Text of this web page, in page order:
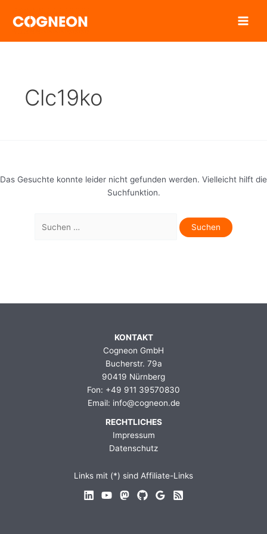
Inhalt
Clc19ko
Das Gesuchte konnte leider nicht gefunden werden. Vielleicht hilft die
Suchfunktion.
nach:
KONTAKT
Cogneon GmbH
Bucherstr. 79a
90419 Nürnberg
Fon: +49 911 39570830
Email: info@cogneon.de
RECHTLICHES
Impressum
Datenschutz
Links mit (*) sind Affiliate-Links